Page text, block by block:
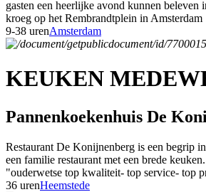
gasten een heerlijke avond kunnen beleven
kroeg op het Rembrandtplein in Amsterdam
9-38 urenAmsterdam
KEUKEN
Pannenkoekenhuis De
Restaurant De Konijnenberg is een begrip
een familie restaurant met een brede
"ouderwetse top kwaliteit- top service- top
36 urenHeemstede